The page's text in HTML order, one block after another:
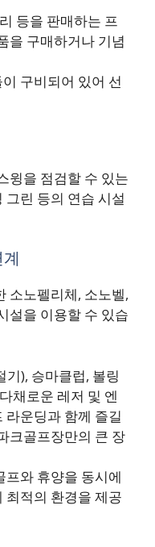
등을 판매하는 프
을 구매하거나 기념
구비되어 있어 선
윙을 점검할 수 있는
그린 등의 연습 시설
소노펠리체, 소노벨,
설을 이용할 수 있습
기), 승마클럽, 볼링
채로운 레저 및 엔
라운딩과 함께 즐길
크골프장만의 큰 장
프와 휴양을 동시에
최적의 환경을 제공